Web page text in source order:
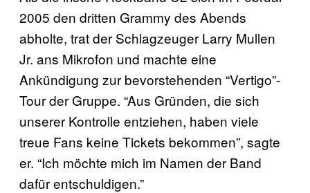
2005 den dritten Grammy des Abends
abholte, trat der Schlagzeuger Larry Mullen
Jr. ans Mikrofon und machte eine
Ankündigung zur bevorstehenden “Vertigo”-
Tour der Gruppe. “Aus Gründen, die sich
unserer Kontrolle entziehen, haben viele
treue Fans keine Tickets bekommen”, sagte
er. “Ich möchte mich im Namen der Band
dafür entschuldigen.”